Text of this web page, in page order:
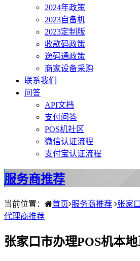
2024年政策
2023自备机
2023定制版
收款码政策
逸码通政策
商家设备采购
联系我们
问答
API文档
支付问答
POS机社区
微信认证流程
支付宝认证流程
服务商推荐
当前位置： 首页 服务商推荐
张家
代理商推荐
张家口市办理POS机本